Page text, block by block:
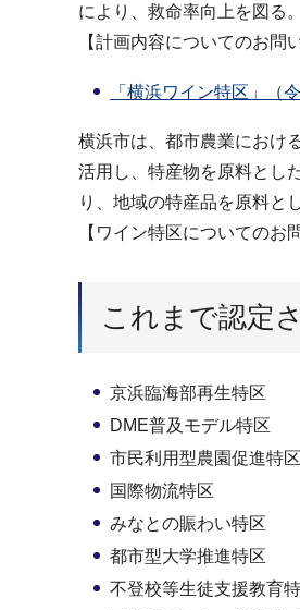
により、救命率向上を図る。
【計画内容についてのお
「横浜ワイン特区」（
横浜市は、都市農業におけ
活用し、特産物を原料とし
り、地域の特産品を原料と
【ワイン特区についての
これまで認定
京浜臨海部再生特区
DME普及モデル特区
市民利用型農園促進特区
国際物流特区
みなとの賑わい特区
都市型大学推進特区
不登校等生徒支援教育